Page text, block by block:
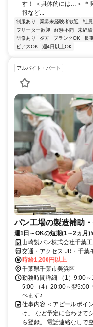
す！ ＜具体的には…＞ ＊
報など...
制服あり 業界未経験者歓迎 社
フリーター歓迎
経験不問 未経
研修あり
夕方 ブランクOK 長
ピアスOK
週4日以上OK
アルバイト・パート
パン工場の製造補助
週1日～OKの短期(1～2ヵ月
山崎製パン株式会社千葉
交通・アクセス JR・千葉
時給1,200円以上
千葉県千葉市美浜区
勤務時間詳細 （1）9:00
5:00 （4）20:00～翌5:00
べます♪
仕事内容 ＜アピールポイ
け」 など予定に合わせて
ら登録。 電話連絡なしで